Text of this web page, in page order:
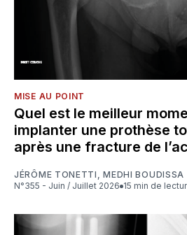
MISE AU POINT
Quel est le meilleur
implanter une prothèse
après une fracture de
JÉRÔME TONETTI ,MEDHI BOUDISSA
N°355 - Juin / Juillet 2026
15 min de